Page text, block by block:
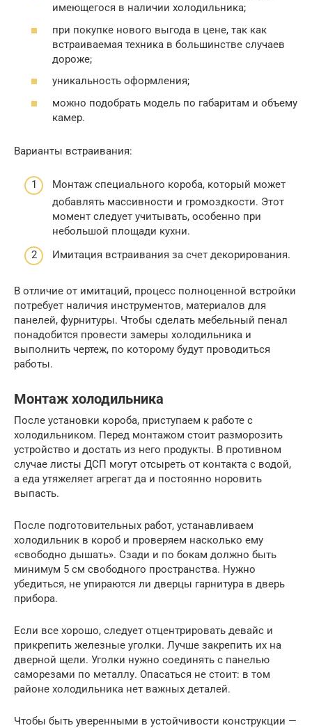
имеющегося в наличии холодильника;
при покупке нового выгода в цене, так как
встраиваемая техника в большинстве случаев
дороже;
уникальность оформления;
можно подобрать модель по габаритам и объему
камер.
Варианты встраивания:
Монтаж специального короба, который может
добавлять массивности и громоздкости. Этот
момент следует учитывать, особенно при
небольшой площади кухни.
Имитация встраивания за счет декорирования.
В отличие от имитаций, процесс полноценной встройки
потребует наличия инструментов, материалов для
панелей, фурнитуры. Чтобы сделать мебельный пенал
понадобится провести замеры холодильника и
выполнить чертеж, по которому будут проводиться
работы.
Монтаж холодильника
После установки короба, приступаем к работе с
холодильником. Перед монтажом стоит разморозить
устройство и достать из него продукты. В противном
случае листы ДСП могут отсыреть от контакта с водой,
а еда утяжеляет агрегат да и постоянно норовить
выпасть.
После подготовительных работ, устанавливаем
холодильник в короб и проверяем насколько ему
«свободно дышать». Сзади и по бокам должно быть
минимум 5 см свободного пространства. Нужно
убедиться, не упираются ли дверцы гарнитура в дверь
прибора.
Если все хорошо, следует отцентрировать девайс и
прикрепить железные уголки. Лучше закрепить их на
дверной щели. Уголки нужно соединять с панелью
саморезами по металлу. Опасаться не стоит: в том
районе холодильника нет важных деталей.
Чтобы быть уверенными в устойчивости конструкции —